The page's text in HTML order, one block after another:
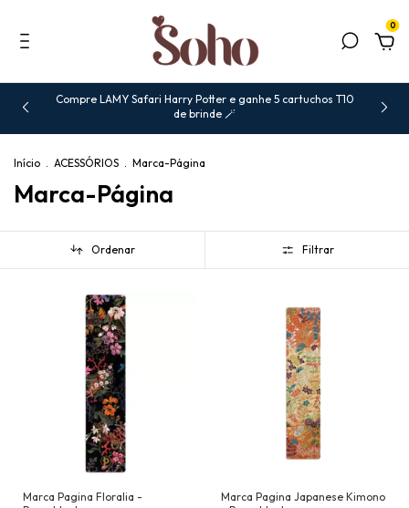
0
Compre LAMY Safari Harry Potter e ganhe 5 cartuchos T10
de brinde 🪄
Início . ACESSÓRIOS . Marca-Página
Marca-Página
Ordenar Filtrar
Marca Pagina Floralia -
Marca Pagina Japanese Kimono